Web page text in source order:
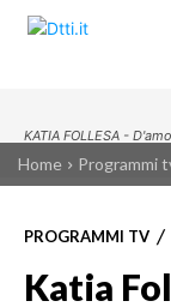
Home Programmi
KATIA FOLLESA -
PROGRAMMI TV
Katia